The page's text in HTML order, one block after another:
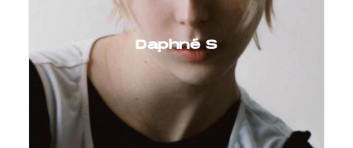
Daphné S